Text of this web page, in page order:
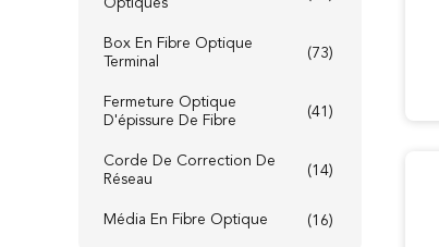
Optiques
Box En Fibre Optique
Terminal
(73)
Fermeture Optique
D'épissure De Fibre
(41)
Corde De Correction De
Réseau
(14)
Média En Fibre Optique (16)